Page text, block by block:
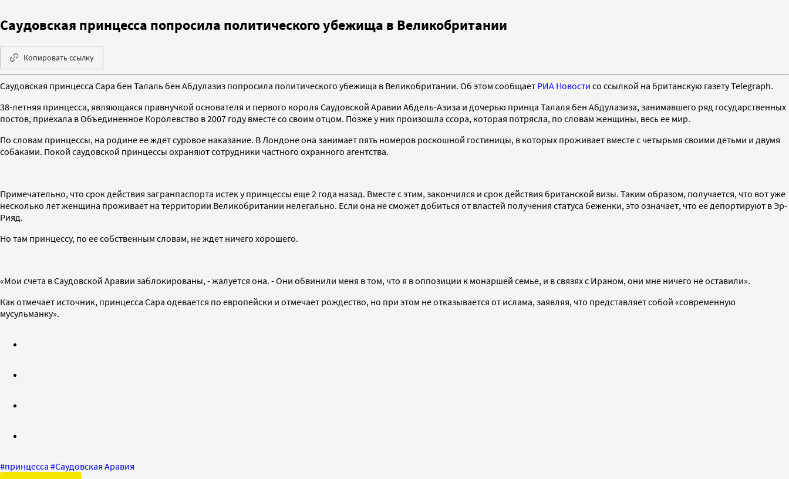
Саудовская принцесса попросила политического убежища в Великобритании
Копировать ссылку
Саудовская принцесса Сара бен Талаль бен Абдулазиз попросила политического убежища в Великобритании. Об этом сообщает РИА Новости со ссылкой на британскую газету Telegraph.
38-летняя принцесса, являющаяся правнучкой основателя и первого короля Саудовской Аравии Абдель-Азиза и дочерью принца Талаля бен Абдулазиза, занимавшего ряд государственных
постов, приехала в Объединенное Королевство в 2007 году вместе со своим отцом. Позже у них произошла ссора, которая потрясла, по словам женщины, весь ее мир.
По словам принцессы, на родине ее ждет суровое наказание. В Лондоне она занимает пять номеров роскошной гостиницы, в которых проживает вместе с четырьмя своими детьми и двумя
собаками. Покой саудовской принцессы охраняют сотрудники частного охранного агентства.
Примечательно, что срок действия загранпаспорта истек у принцессы еще 2 года назад. Вместе с этим, закончился и срок действия британской визы. Таким образом, получается, что вот уже
несколько лет женщина проживает на территории Великобритании нелегально. Если она не сможет добиться от властей получения статуса беженки, это означает, что ее депортируют в Эр-
Рияд.
Но там принцессу, по ее собственным словам, не ждет ничего хорошего.
«Мои счета в Саудовской Аравии заблокированы, - жалуется она. - Они обвинили меня в том, что я в оппозиции к монаршей семье, и в связях с Ираном, они мне ничего не оставили».
Как отмечает источник, принцесса Сара одевается по европейски и отмечает рождество, но при этом не отказывается от ислама, заявляя, что представляет собой «современную
мусульманку».
#принцесса #Саудовская Аравия